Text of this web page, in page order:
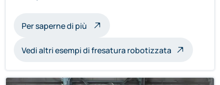
Per saperne di più sulle sculture a fresatura robotica
Vedi altri esempi di fresatura robotizzata